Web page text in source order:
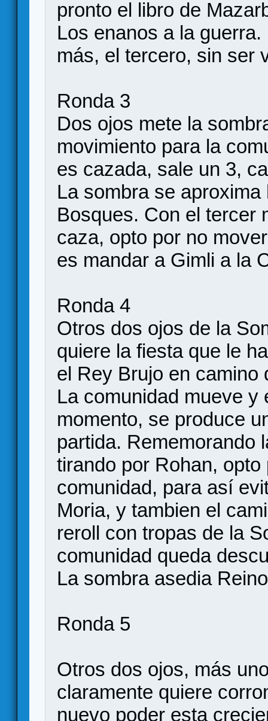
pronto el libro de
Los enanos a la
más, el tercero, sin ser
Ronda 3
Dos ojos mete la
movimiento para la
es cazada, sale un 3,
La sombra se
Bosques. Con el tercer
caza, opto por no
es mandar a Gimli a la
Ronda 4
Otros dos ojos de la
quiere la fiesta que le
el Rey Brujo en camino
La comunidad mueve y
momento, se produce
partida. Rememorando
tirando por Rohan,
comunidad, para así
Moria, y tambien el
reroll con tropas de la
comunidad queda
La sombra asedia
Ronda 5
Otros dos ojos, más
claramente quiere
nuevo poder esta